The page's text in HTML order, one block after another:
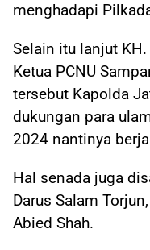
menghadapi
Selain itu lanjut
Ketua PCNU
tersebut Kapolda
dukungan para
2024 nantinya
Hal senada juga
Darus Salam
Abied Shah.